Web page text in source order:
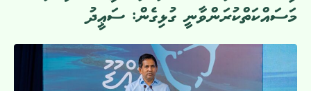
މަސައްކަތްކުރަންވާނީ ގުޅިގެން: ސަޢީދު